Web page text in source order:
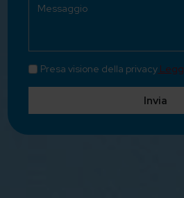
Presa visione della privacy
Invia